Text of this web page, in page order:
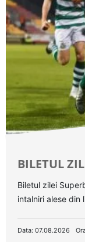
BILETUL
Biletul zilei
intalniri alese din
Data: 07.08.2026